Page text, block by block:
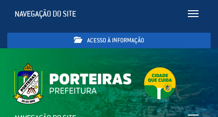
Toggle
NAVEGAÇÃO DO SITE
ACESSO À INFORMAÇÃO